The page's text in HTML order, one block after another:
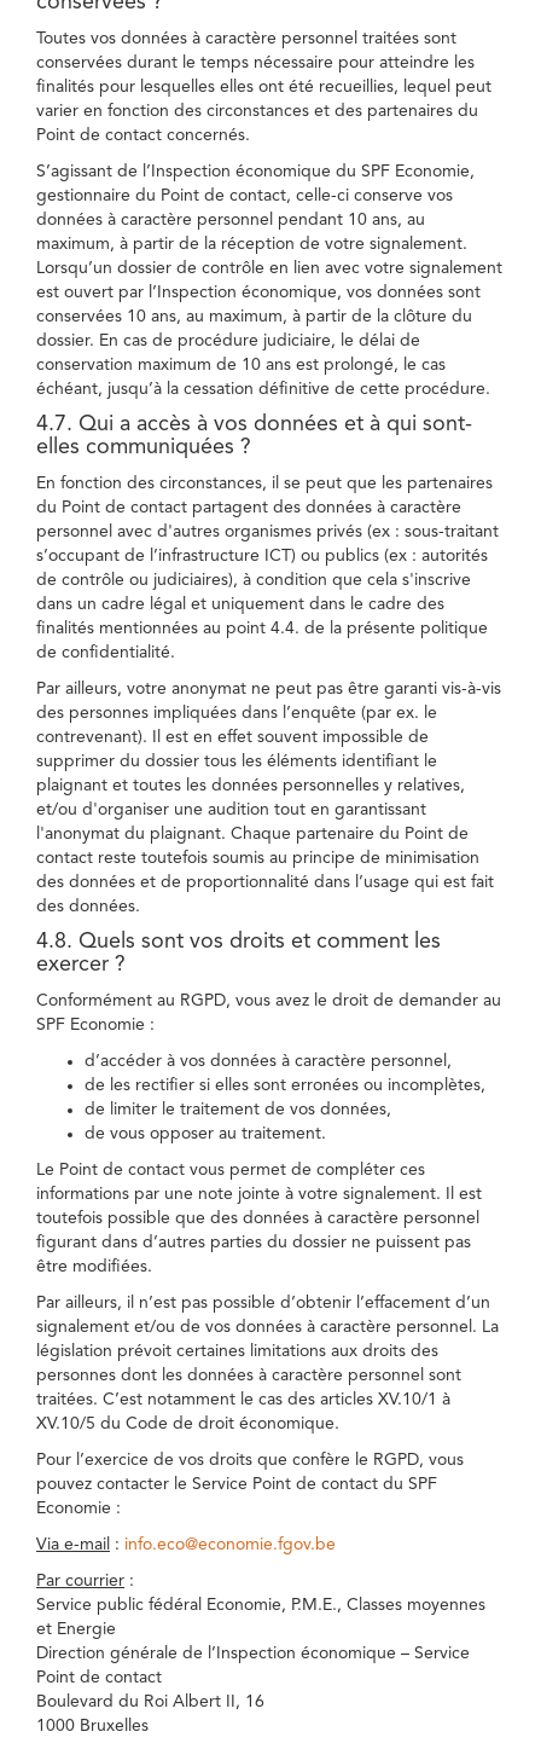
Toutes vos données à caractère personnel traitées sont
conservées durant le temps nécessaire pour atteindre les
finalités pour lesquelles elles ont été recueillies, lequel peut
varier en fonction des circonstances et des partenaires du
Point de contact concernés.
S’agissant de l’Inspection économique du SPF Economie,
gestionnaire du Point de contact, celle-ci conserve vos
données à caractère personnel pendant 10 ans, au
maximum, à partir de la réception de votre signalement.
Lorsqu’un dossier de contrôle en lien avec votre signalement
est ouvert par l’Inspection économique, vos données sont
conservées 10 ans, au maximum, à partir de la clôture du
dossier. En cas de procédure judiciaire, le délai de
conservation maximum de 10 ans est prolongé, le cas
échéant, jusqu’à la cessation définitive de cette procédure.
4.7. Qui a accès à vos données et à qui sont-
elles communiquées ?
En fonction des circonstances, il se peut que les partenaires
du Point de contact partagent des données à caractère
personnel avec d'autres organismes privés (ex : sous-traitant
s’occupant de l’infrastructure ICT) ou publics (ex : autorités
de contrôle ou judiciaires), à condition que cela s'inscrive
dans un cadre légal et uniquement dans le cadre des
finalités mentionnées au point 4.4. de la présente politique
de confidentialité.
Par ailleurs, votre anonymat ne peut pas être garanti vis-à-vis
des personnes impliquées dans l’enquête (par ex. le
contrevenant). Il est en effet souvent impossible de
supprimer du dossier tous les éléments identifiant le
plaignant et toutes les données personnelles y relatives,
et/ou d'organiser une audition tout en garantissant
l'anonymat du plaignant. Chaque partenaire du Point de
contact reste toutefois soumis au principe de minimisation
des données et de proportionnalité dans l’usage qui est fait
des données.
4.8. Quels sont vos droits et comment les
exercer ?
Conformément au RGPD, vous avez le droit de demander au
SPF Economie :
d’accéder à vos données à caractère personnel,
de les rectifier si elles sont erronées ou incomplètes,
de limiter le traitement de vos données,
de vous opposer au traitement.
Le Point de contact vous permet de compléter ces
informations par une note jointe à votre signalement. Il est
toutefois possible que des données à caractère personnel
figurant dans d’autres parties du dossier ne puissent pas
être modifiées.
Par ailleurs, il n’est pas possible d’obtenir l’effacement d’un
signalement et/ou de vos données à caractère personnel. La
législation prévoit certaines limitations aux droits des
personnes dont les données à caractère personnel sont
traitées. C’est notamment le cas des articles XV.10/1 à
XV.10/5 du Code de droit économique.
Pour l’exercice de vos droits que confère le RGPD, vous
pouvez contacter le Service Point de contact du SPF
Economie :
Via e-mail : info.eco@economie.fgov.be
Par courrier :
Service public fédéral Economie, P.M.E., Classes moyennes
et Energie
Direction générale de l’Inspection économique – Service
Point de contact
Boulevard du Roi Albert II, 16
1000 Bruxelles